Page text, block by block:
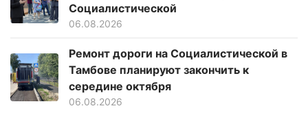
Социалистической
06.08.2026
Ремонт дороги на Социалистической в
Тамбове планируют закончить к
середине октября
06.08.2026